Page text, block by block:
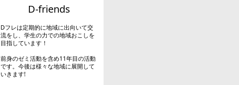
D-friends
Dフレは定期的に地域に出向いて交
流をし、学生の力での地域おこしを
目指しています！
前身のゼミ活動を含め11年目の活動
です。今後は様々な地域に展開して
いきます!